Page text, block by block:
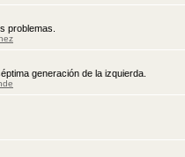
problemas.
generación de la izquierda.